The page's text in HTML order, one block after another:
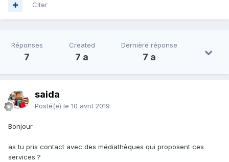
Citer
Réponses
7
Created
7 a
Dernière réponse
7 a
saida
Posté(e) le 10 avril 2019
Bonjour
as tu pris contact avec des médiathèques qui proposent ces
services ?